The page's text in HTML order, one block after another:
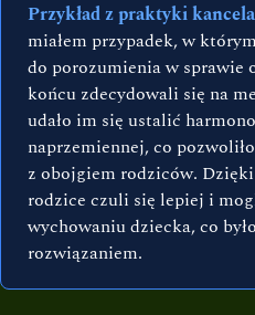
Przykład z praktyki
miałem przypadek, w
do porozumienia w sprawie
końcu zdecydowali się na
udało im się ustalić
naprzemiennej, co
z obojgiem rodziców.
rodzice czuli się lepiej i
wychowaniu dziecka, co
rozwiązaniem.